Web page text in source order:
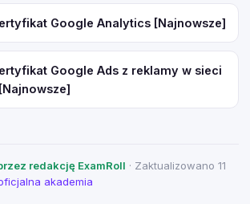
Google Analytics [Najnowsze]
Google Ads z reklamy w sieci
redakcję ExamRoll · Zaktualizowano 11
akademia